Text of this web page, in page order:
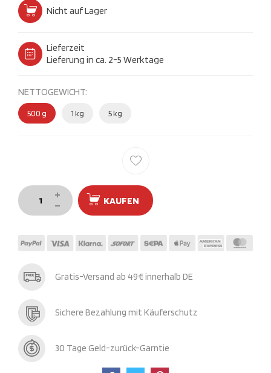
Nicht auf Lager
Lieferzeit
Lieferung in ca. 2-5 Werktage
NETTOGEWICHT:
500 g 1 kg 5 kg
KAUFEN
Gratis-Versand ab 49€ innerhalb DE
Sichere Bezahlung mit Käuferschutz
30 Tage Geld-zurück-Garntie